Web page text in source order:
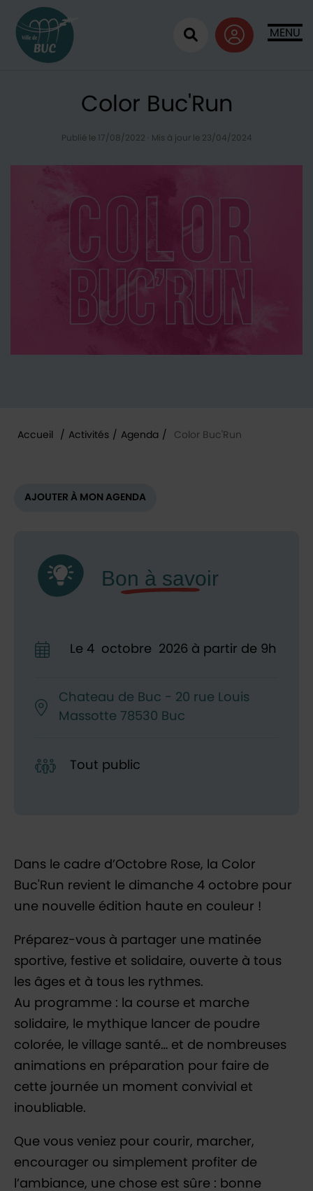
MENU
Ouvrir la
Color Buc'Run
Publié le 17/08/2022 · Mis à jour le 23/04/2024
Accueil / Activités / Agenda / Color Buc'Run
AJOUTER À MON AGENDA
Le 4 octobre 2026 à partir de 9h
Chateau de Buc - 20 rue Louis
Massotte 78530 Buc
Tout public
Dans le cadre d’Octobre Rose, la Color
Buc'Run revient le dimanche 4 octobre pour
une nouvelle édition haute en couleur !
Préparez-vous à partager une matinée
sportive, festive et solidaire, ouverte à tous
les âges et à tous les rythmes.
Au programme : la course et marche
solidaire, le mythique lancer de poudre
colorée, le village santé… et de nombreuses
animations en préparation pour faire de
cette journée un moment convivial et
inoubliable.
Que vous veniez pour courir, marcher,
encourager ou simplement profiter de
l’ambiance, une chose est sûre : bonne